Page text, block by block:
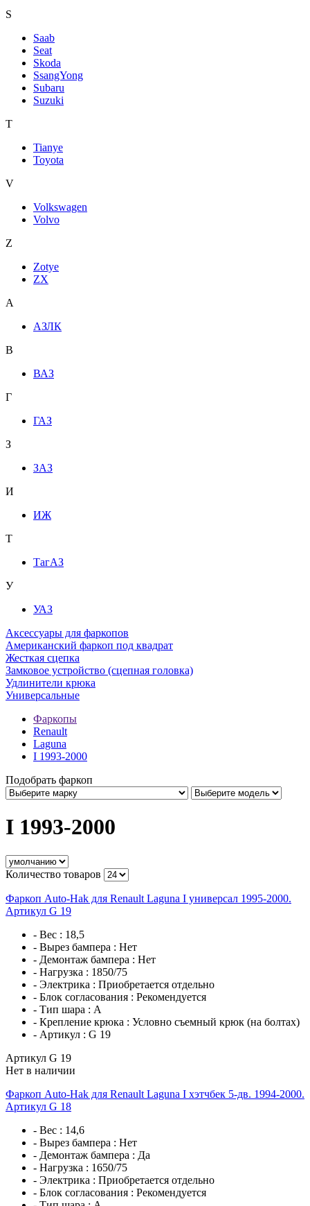
S
Saab
Seat
Skoda
SsangYong
Subaru
Suzuki
T
Tianye
Toyota
V
Volkswagen
Volvo
Z
Zotye
ZX
А
АЗЛК
В
ВАЗ
Г
ГАЗ
З
ЗАЗ
И
ИЖ
Т
ТагАЗ
У
УАЗ
Аксессуары для фаркопов
Американский фаркоп под квадрат
Жесткая сцепка
Замковое устройство (сцепная головка)
Удлинители крюка
Универсальные
Фаркопы
Renault
Laguna
I 1993-2000
Подобрать фаркоп
I 1993-2000
Количество товаров
Фаркоп Auto-Hak для Renault Laguna I универсал 1995-2000.
Артикул G 19
- Вес : 18,5
- Вырез бампера : Нет
- Демонтаж бампера : Нет
- Нагрузка : 1850/75
- Электрика : Приобретается отдельно
- Блок согласования : Рекомендуется
- Тип шара : A
- Крепление крюка : Условно съемный крюк (на болтах)
- Артикул : G 19
Артикул G 19
Нет в наличии
Фаркоп Auto-Hak для Renault Laguna I хэтчбек 5-дв. 1994-2000.
Артикул G 18
- Вес : 14,6
- Вырез бампера : Нет
- Демонтаж бампера : Да
- Нагрузка : 1650/75
- Электрика : Приобретается отдельно
- Блок согласования : Рекомендуется